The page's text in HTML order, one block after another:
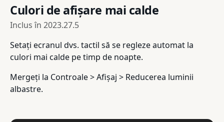
Culori de afișare mai calde
Inclus în 2023.27.5
Setați ecranul dvs. tactil să se regleze automat la
culori mai calde pe timp de noapte.
Mergeți la Controale > Afișaj > Reducerea luminii
albastre.